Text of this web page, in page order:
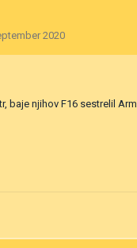
2020
baje njihov F16 sestrelil